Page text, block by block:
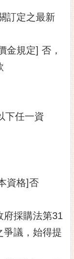
訂定之最新
金規定] 否，
下任一資
資格]否
府採購法第31
爭議，始得提